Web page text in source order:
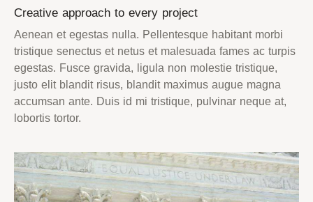
Creative approach to every project
Aenean et egestas nulla. Pellentesque habitant morbi
tristique senectus et netus et malesuada fames ac turpis
egestas. Fusce gravida, ligula non molestie tristique,
justo elit blandit risus, blandit maximus augue magna
accumsan ante. Duis id mi tristique, pulvinar neque at,
lobortis tortor.